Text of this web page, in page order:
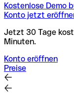
Kostenlose Demo
Konto jetzt
Jetzt 30 Tage
Minuten.
Konto eröffnen
Preise